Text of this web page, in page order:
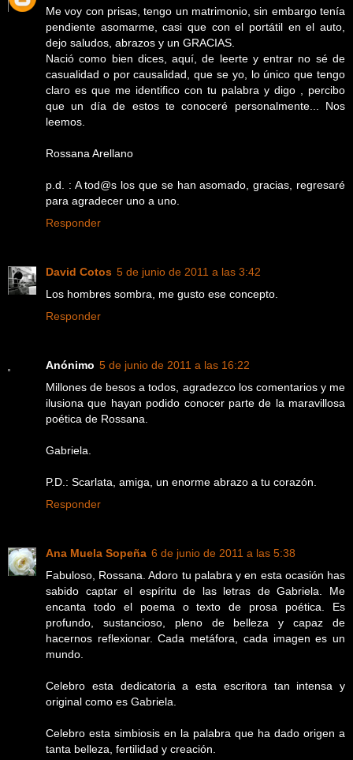
Me voy con prisas, tengo un matrimonio, sin embargo tenía
pendiente asomarme, casi que con el portátil en el auto,
dejo saludos, abrazos y un GRACIAS.
Nació como bien dices, aquí, de leerte y entrar no sé de
casualidad o por causalidad, que se yo, lo único que tengo
claro es que me identifico con tu palabra y digo , percibo
que un día de estos te conoceré personalmente... Nos
leemos.
Rossana Arellano
p.d. : A tod@s los que se han asomado, gracias, regresaré
para agradecer uno a uno.
Responder
David Cotos 5 de junio de 2011 a las 3:42
Los hombres sombra, me gusto ese concepto.
Responder
Anónimo 5 de junio de 2011 a las 16:22
Millones de besos a todos, agradezco los comentarios y me
ilusiona que hayan podido conocer parte de la maravillosa
poética de Rossana.
Gabriela.
P.D.: Scarlata, amiga, un enorme abrazo a tu corazón.
Responder
Ana Muela Sopeña 6 de junio de 2011 a las 5:38
Fabuloso, Rossana. Adoro tu palabra y en esta ocasión has
sabido captar el espíritu de las letras de Gabriela. Me
encanta todo el poema o texto de prosa poética. Es
profundo, sustancioso, pleno de belleza y capaz de
hacernos reflexionar. Cada metáfora, cada imagen es un
mundo.
Celebro esta dedicatoria a esta escritora tan intensa y
original como es Gabriela.
Celebro esta simbiosis en la palabra que ha dado origen a
tanta belleza, fertilidad y creación.